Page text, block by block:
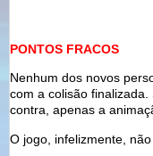
PONTOS FRACOS
Nenhum dos novos
com a colisão
contra, apenas a
O jogo, infelizmente,